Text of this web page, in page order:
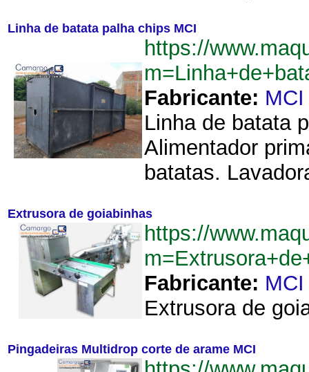
Linha de batata palha chips MCI
https://
Fabricante: MCI
Linha de batata
Alimentador
batatas.
Extrusora de goiabinhas
https://
Fabricante: MCI
Extrusora de
Pingadeiras Multidrop corte de arame MCI